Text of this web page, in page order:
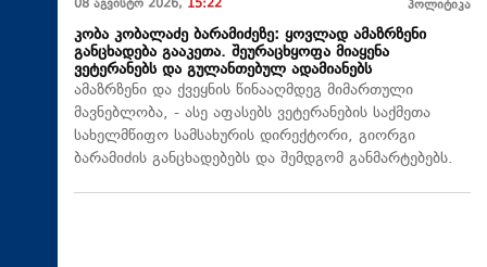
08 აგვისტო 2026, 15:22 პოლიტიკა
კობა კობალაძე ბარამიძეზე: ყოვლად ამაზრზენი
განცხადება გააკეთა. შეურაცხყოფა მიაყენა
ვეტერანებს და გულანთებულ ადამიანებს
ამაზრზენი და ქვეყნის წინააღმდეგ მიმართული
მავნებლობა, - ასე აფასებს ვეტერანების საქმეთა
სახელმწიფო სამსახურის დირექტორი, გიორგი
ბარამიძის განცხადებებს და შემდგომ განმარტებებს.